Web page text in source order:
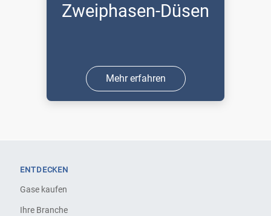
Zweiphasen-Düsen
Mehr erfahren
ENTDECKEN
Gase kaufen
Ihre Branche